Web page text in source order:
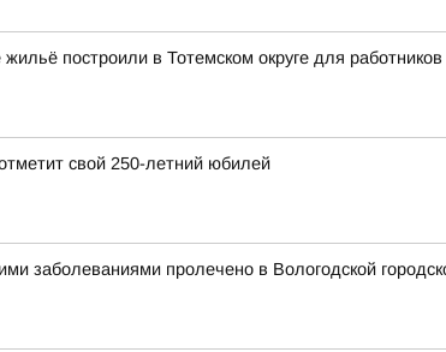
построили в Тотемском округе для работников
свой 250-летний юбилей
заболеваниями пролечено в Вологодской